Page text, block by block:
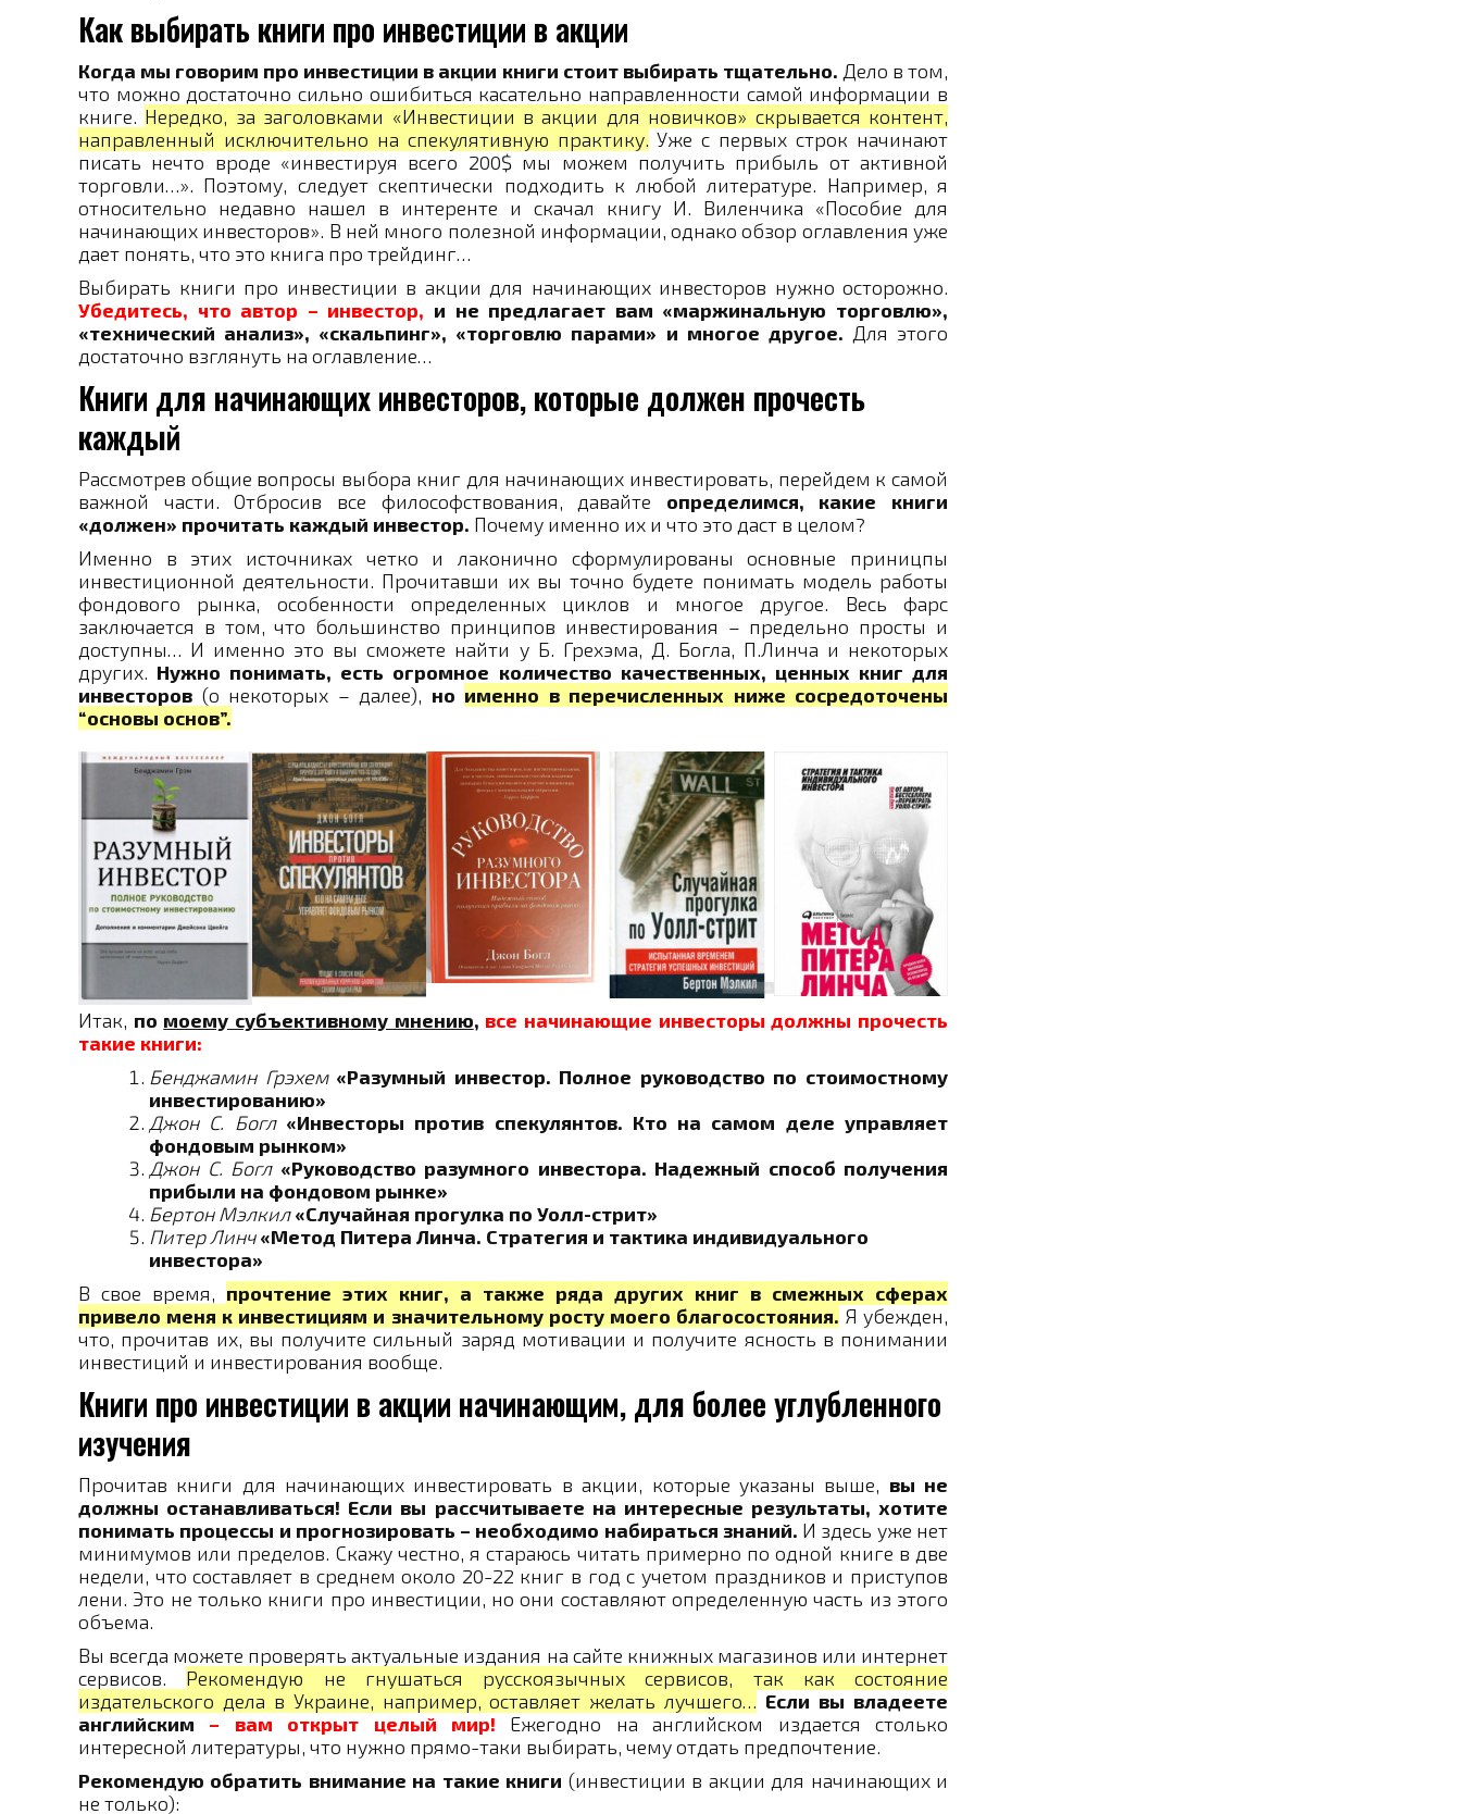
Как выбирать книги про инвестиции в акции
Когда мы говорим про инвестиции в акции книги стоит выбирать тщательно. Дело в том,
что можно достаточно сильно ошибиться касательно направленности самой информации в
книге. Нередко, за заголовками «Инвестиции в акции для новичков» скрывается контент,
направленный исключительно на спекулятивную практику. Уже с первых строк начинают
писать нечто вроде «инвестируя всего 200$ мы можем получить прибыль от активной
торговли…». Поэтому, следует скептически подходить к любой литературе. Например, я
относительно недавно нашел в интеренте и скачал книгу И. Виленчика «Пособие для
начинающих инвесторов». В ней много полезной информации, однако обзор оглавления уже
дает понять, что это книга про трейдинг…
Выбирать книги про инвестиции в акции для начинающих инвесторов нужно осторожно.
Убедитесь, что автор – инвестор, и не предлагает вам «маржинальную торговлю»,
«технический анализ», «скальпинг», «торговлю парами» и многое другое. Для этого
достаточно взглянуть на оглавление…
Книги для начинающих инвесторов, которые должен прочесть
каждый
Рассмотрев общие вопросы выбора книг для начинающих инвестировать, перейдем к самой
важной части. Отбросив все философствования, давайте определимся, какие книги
«должен» прочитать каждый инвестор. Почему именно их и что это даст в целом?
Именно в этих источниках четко и лаконично сформулированы основные приницпы
инвестиционной деятельности. Прочитавши их вы точно будете понимать модель работы
фондового рынка, особенности определенных циклов и многое другое. Весь фарс
заключается в том, что большинство принципов инвестирования – предельно просты и
доступны… И именно это вы сможете найти у Б. Грехэма, Д. Богла, П.Линча и некоторых
других. Нужно понимать, есть огромное количество качественных, ценных книг для
инвесторов (о некоторых – далее), но именно в перечисленных ниже сосредоточены
“основы основ”.
Итак, по моему субъективному мнению, все начинающие инвесторы должны прочесть
такие книги:
Бенджамин Грэхем «Разумный инвестор. Полное руководство по стоимостному
инвестированию»
Джон С. Богл «Инвесторы против спекулянтов. Кто на самом деле управляет
фондовым рынком»
Джон С. Богл «Руководство разумного инвестора. Надежный способ получения
прибыли на фондовом рынке»
Бертон Мэлкил «Случайная прогулка по Уолл-стрит»
Питер Линч «Метод Питера Линча. Стратегия и тактика индивидуального
инвестора»
В свое время, прочтение этих книг, а также ряда других книг в смежных сферах
привело меня к инвестициям и значительному росту моего благосостояния. Я убежден,
что, прочитав их, вы получите сильный заряд мотивации и получите ясность в понимании
инвестиций и инвестирования вообще.
Книги про инвестиции в акции начинающим, для более углубленного
изучения
Прочитав книги для начинающих инвестировать в акции, которые указаны выше, вы не
должны останавливаться! Если вы рассчитываете на интересные результаты, хотите
понимать процессы и прогнозировать – необходимо набираться знаний. И здесь уже нет
минимумов или пределов. Скажу честно, я стараюсь читать примерно по одной книге в две
недели, что составляет в среднем около 20-22 книг в год с учетом праздников и приступов
лени. Это не только книги про инвестиции, но они составляют определенную часть из этого
объема.
Вы всегда можете проверять актуальные издания на сайте книжных магазинов или интернет
сервисов. Рекомендую не гнушаться русскоязычных сервисов, так как состояние
издательского дела в Украине, например, оставляет желать лучшего… Если вы владеете
английским
– вам открыт целый мир! Ежегодно на английском издается столько
интересной литературы, что нужно прямо-таки выбирать, чему отдать предпочтение.
Рекомендую обратить внимание на такие книги (инвестиции в акции для начинающих и
не только):